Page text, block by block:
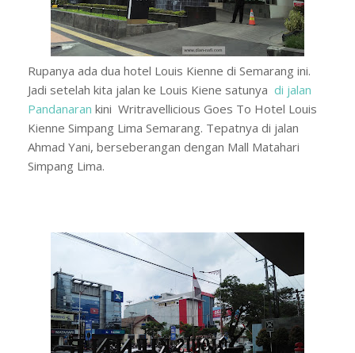
Rupanya ada dua hotel Louis Kienne di Semarang ini.
Jadi setelah kita jalan ke Louis Kiene satunya di jalan
Pandanaran kini Writravellicious Goes To Hotel Louis
Kienne Simpang Lima Semarang. Tepatnya di jalan
Ahmad Yani, berseberangan dengan Mall Matahari
Simpang Lima.